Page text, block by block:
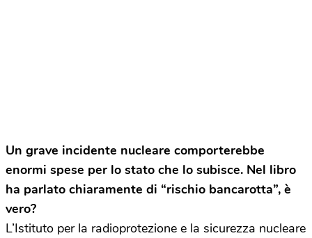
Un grave incidente nucleare comporterebbe
enormi spese per lo stato che lo subisce. Nel libro
ha parlato chiaramente di “rischio bancarotta”, è
vero?
L’Istituto per la radioprotezione e la sicurezza nucleare